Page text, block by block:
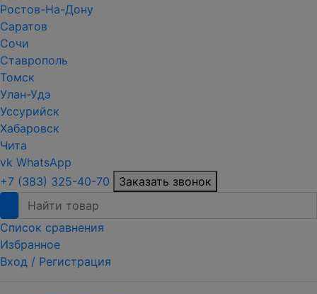
Ростов-На-Дону
Саратов
Сочи
Ставрополь
Томск
Улан-Удэ
Уссурийск
Хабаровск
Чита
vk WhatsApp
+7 (383) 325-40-70
Заказать звонок
Список сравнения
Избранное
Вход / Регистрация